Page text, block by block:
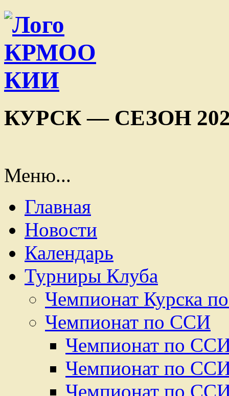
КУРСК — СЕЗОН
Меню...
Главная
Новости
Календарь
Турниры Клуба
Чемпионат Курска
Чемпионат по ССИ
Чемпионат по
Чемпионат по
Чемпионат по